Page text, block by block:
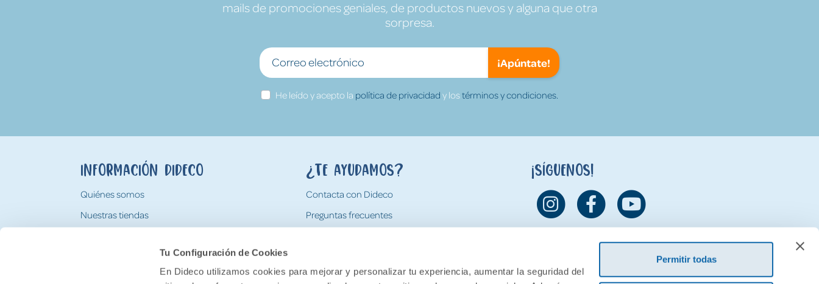
Tu Configuración de Cookies
En Dideco utilizamos cookies para mejorar y personalizar tu experiencia, aumentar la seguridad del
Permitir todas
mails de promociones geniales, de productos nuevos y alguna que otra
sorpresa.
¡Apúntate!
He leído y acepto la política de privacidad y lostérminos y condiciones.
Información Dideco
Quiénes somos
Nuestras tiendas
Tarjeta Regalo Dideco
¿Te ayudamos?
Contacta con Dideco
Preguntas frecuentes
Devoluciones
¡Síguenos!